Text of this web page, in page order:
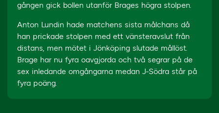
gången gick bollen utanför Brages högra stolpen.
Anton Lundin hade matchens sista målchans då
han prickade stolpen med ett vänsteravslut från
distans, men mötet i Jönköping slutade mållöst.
Brage har nu fyra oavgjorda och två segrar på de
sex inledande omgångarna medan J-Södra står på
fyra poäng.